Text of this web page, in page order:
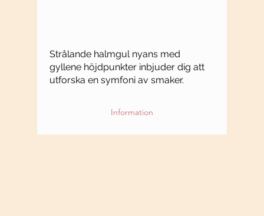
Strålande halmgul nyans med
gyllene höjdpunkter inbjuder dig att
utforska en symfoni av smaker.
Information